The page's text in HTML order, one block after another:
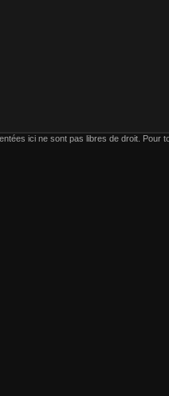
ici ne sont pas libres de droit. Pour